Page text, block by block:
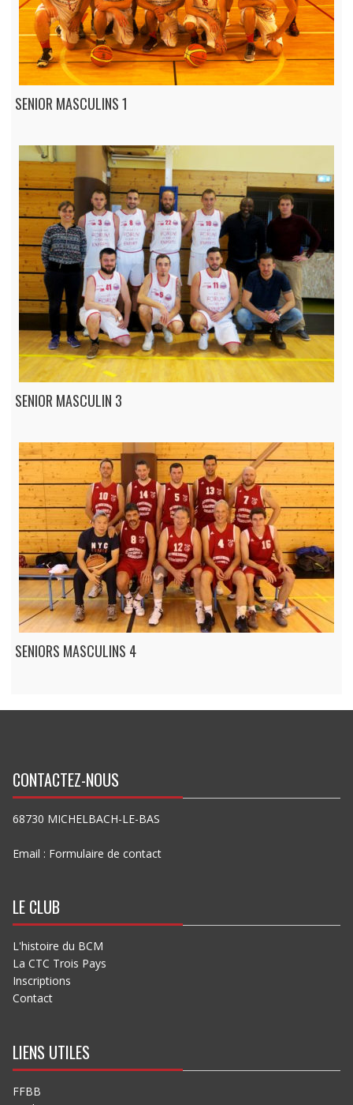
SENIOR MASCULINS 1
SENIOR MASCULIN 3
SENIORS MASCULINS 4
CONTACTEZ-NOUS
68730 MICHELBACH-LE-BAS
Email : Formulaire de contact
LE CLUB
L'histoire du BCM
La CTC Trois Pays
Inscriptions
Contact
LIENS UTILES
FFBB